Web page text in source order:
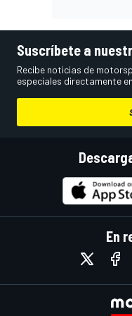
Suscríbete a
Recibe noticias de
especiales directamente
En